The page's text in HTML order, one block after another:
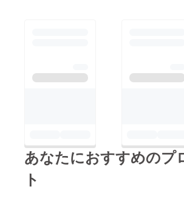
しいです！今後は恩返
してくださり、本当に
本当にありがとうござ
い！
あなたにおすすめのプ
ト